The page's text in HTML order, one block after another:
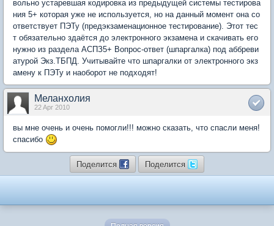
вольно устаревшая кодировка из предыдущей системы тестирова
ния 5+ которая уже не используется, но на данный момент она со
ответствует ПЭТу (предэкзаменационное тестирование). Этот тес
т обязательно здаётся до электронного экзамена и скачивать его
нужно из раздела АСПЗ5+ Вопрос-ответ (шпаргалка) под аббреви
атурой Экз.ТБПД. Учитывайте что шпаргалки от электронного экз
амену к ПЭТу и наоборот не подходят!
Меланхолия
22 Apr 2010
вы мне очень и очень помогли!!! можно сказать, что спасли меня!
спасибо
Поделится Поделится